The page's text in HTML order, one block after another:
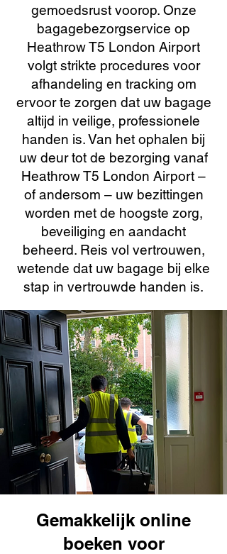
gemoedsrust voorop. Onze
bagagebezorgservice op
Heathrow T5 London Airport
volgt strikte procedures voor
afhandeling en tracking om
ervoor te zorgen dat uw bagage
altijd in veilige, professionele
handen is. Van het ophalen bij
uw deur tot de bezorging vanaf
Heathrow T5 London Airport –
of andersom – uw bezittingen
worden met de hoogste zorg,
beveiliging en aandacht
beheerd. Reis vol vertrouwen,
wetende dat uw bagage bij elke
stap in vertrouwde handen is.
Gemakkelijk online
boeken voor